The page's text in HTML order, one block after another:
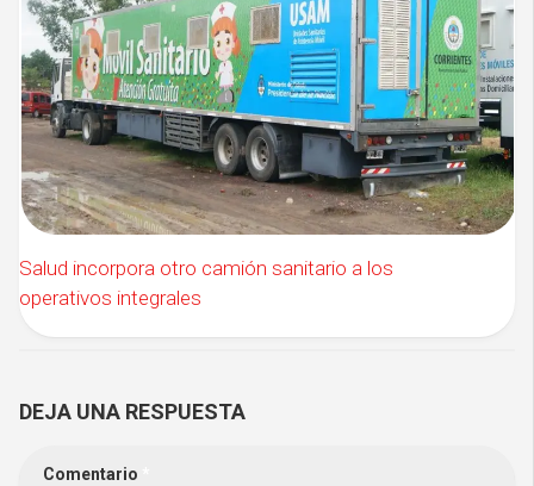
Salud incorpora otro camión sanitario a los
operativos integrales
DEJA UNA RESPUESTA
Comentario